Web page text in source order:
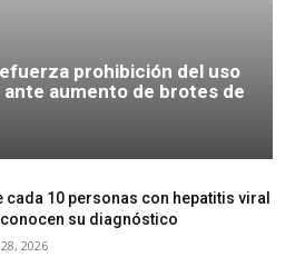
prohibición del uso
aumento de brotes de
cada 10 personas con hepatitis viral
su diagnóstico
2026